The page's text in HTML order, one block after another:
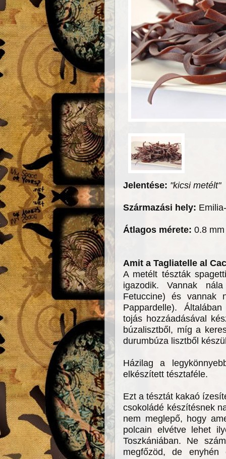
Jelentése: "kicsi metélt"
Származási hely:
Átlagos mérete: 0.8
Amit a Tagliatelle al
A metélt tészták
igazodik. Vannak
Fetuccine) és vannak
Pappardelle).
tojás hozzáadásával
búzalisztből, míg a
durumbúza lisztből
Házilag a
elkészített tésztaféle.
Ezt a tésztát kakaó
csokoládé készítésnek
nem meglepő, hogy
polcain elvétve lehet
Toszkániában. Ne
megfőzöd, de enyhén